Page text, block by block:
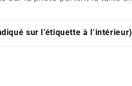
sur l’étiquette à l’intérieur)